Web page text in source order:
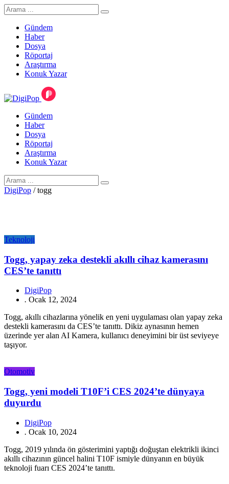
Gündem
Haber
Dosya
Röportaj
Araştırma
Konuk Yazar
Gündem
Haber
Dosya
Röportaj
Araştırma
Konuk Yazar
DigiPop /togg
Teknoloji
Togg, yapay zeka destekli akıllı cihaz kamerasını
CES’te tanıttı
DigiPop
. Ocak 12, 2024
Togg, akıllı cihazlarına yönelik en yeni uygulaması olan yapay zeka
destekli kamerasını da CES’te tanıttı. Dikiz aynasının hemen
üzerinde yer alan AI Kamera, kullanıcı deneyimini bir üst seviyeye
taşıyor.
Otomotiv
Togg, yeni modeli T10F’i CES 2024’te dünyaya
duyurdu
DigiPop
. Ocak 10, 2024
Togg, 2019 yılında ön gösterimini yaptığı doğuştan elektrikli ikinci
akıllı cihazının güncel halini T10F ismiyle dünyanın en büyük
teknoloji fuarı CES 2024’te tanıttı.